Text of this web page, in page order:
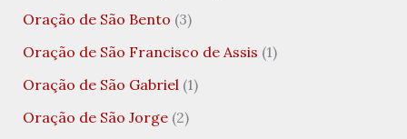
Oração de São Bento (3)
Oração de São Francisco de Assis (1)
Oração de São Gabriel (1)
Oração de São Jorge(2)